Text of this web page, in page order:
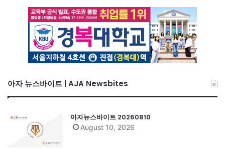
아자 뉴스바이트 | AJA Newsbites
아자뉴스바이트 20260810
August 10, 2026